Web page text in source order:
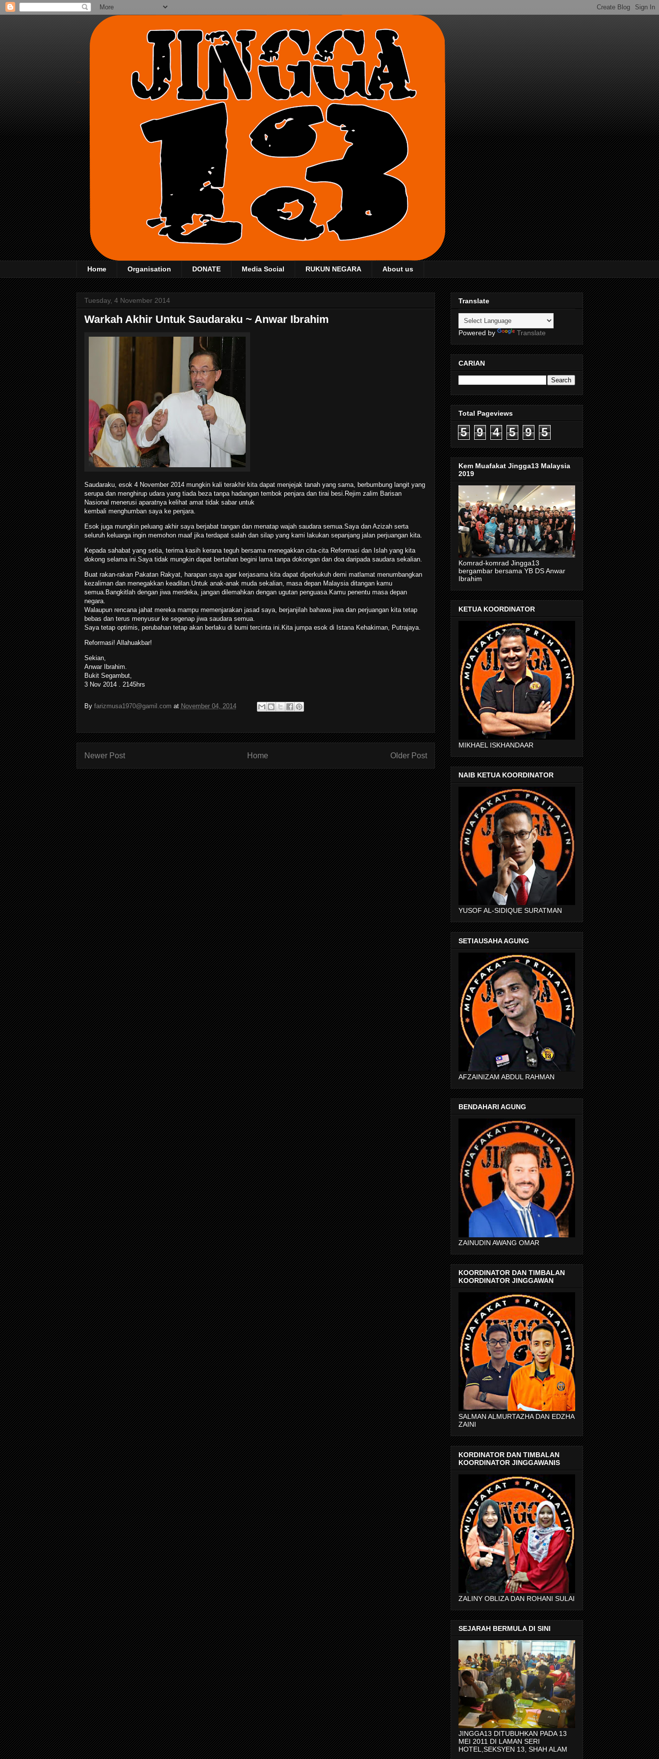
Home Organisation DONATE Media Social RUKUN NEGARA About us
Tuesday, 4 November 2014
Warkah Akhir Untuk Saudaraku ~ Anwar Ibrahim
Saudaraku, esok 4 November 2014 mungkin kali terakhir kita dapat menjejak tanah yang sama, berbumbung langit yang
serupa dan menghirup udara yang tiada beza tanpa hadangan tembok penjara dan tirai besi.Rejim zalim Barisan
Nasional menerusi aparatnya kelihat amat tidak sabar untuk
kembali menghumban saya ke penjara.
Esok juga mungkin peluang akhir saya berjabat tangan dan menatap wajah saudara semua.Saya dan Azizah serta
seluruh keluarga ingin memohon maaf jika terdapat salah dan silap yang kami lakukan sepanjang jalan perjuangan kita.
Kepada sahabat yang setia, terima kasih kerana teguh bersama menegakkan cita-cita Reformasi dan Islah yang kita
dokong selama ini.Saya tidak mungkin dapat bertahan begini lama tanpa dokongan dan doa daripada saudara sekalian.
Buat rakan-rakan Pakatan Rakyat, harapan saya agar kerjasama kita dapat diperkukuh demi matlamat menumbangkan
kezaliman dan menegakkan keadilan.Untuk anak-anak muda sekalian, masa depan Malaysia ditangan kamu
semua.Bangkitlah dengan jiwa merdeka, jangan dilemahkan dengan ugutan penguasa.Kamu penentu masa depan
negara.
Walaupun rencana jahat mereka mampu memenjarakan jasad saya, berjanjilah bahawa jiwa dan perjuangan kita tetap
bebas dan terus menyusur ke segenap jiwa saudara semua.
Saya tetap optimis, perubahan tetap akan berlaku di bumi tercinta ini.Kita jumpa esok di Istana Kehakiman, Putrajaya.
Reformasi! Allahuakbar!
Sekian,
Anwar Ibrahim.
Bukit Segambut,
3 Nov 2014 . 2145hrs
By farizmusa1970@gamil.com at November 04, 2014
Newer Post Older Post
Home
Translate
Powered by Translate
CARIAN
Total Pageviews
5 9 4 5 9 5
Kem Muafakat Jingga13 Malaysia
2019
Komrad-komrad Jingga13
bergambar bersama YB DS Anwar
Ibrahim
KETUA KOORDINATOR
MIKHAEL ISKHANDAAR
NAIB KETUA KOORDINATOR
YUSOF AL-SIDIQUE SURATMAN
SETIAUSAHA AGUNG
AFZAINIZAM ABDUL RAHMAN
BENDAHARI AGUNG
ZAINUDIN AWANG OMAR
KOORDINATOR DAN TIMBALAN
KOORDINATOR JINGGAWAN
SALMAN ALMURTAZHA DAN EDZHA
ZAINI
KORDINATOR DAN TIMBALAN
KOORDINATOR JINGGAWANIS
ZALINY OBLIZA DAN ROHANI SULAI
SEJARAH BERMULA DI SINI
JINGGA13 DITUBUHKAN PADA 13
MEI 2011 DI LAMAN SERI
HOTEL,SEKSYEN 13, SHAH ALAM